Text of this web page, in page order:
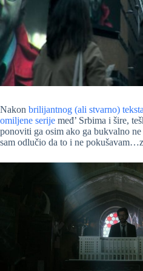
Nakon brilijantnog (ali stvarno)
omiljene serije međ’ Srbima i šire,
ponoviti ga osim ako ga bukvalno
sam odlučio da to i ne